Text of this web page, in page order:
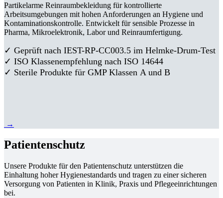
Partikelarme Reinraumbekleidung für kontrollierte
Arbeitsumgebungen mit hohen Anforderungen an Hygiene und
Kontaminationskontrolle. Entwickelt für sensible Prozesse in
Pharma, Mikroelektronik, Labor und Reinraumfertigung.
✓ Geprüft nach IEST-RP-CC003.5 im Helmke-Drum-Test
✓ ISO Klassenempfehlung nach ISO 14644
✓ Sterile Produkte für GMP Klassen A und B
→
Patientenschutz
Unsere Produkte für den Patientenschutz unterstützen die
Einhaltung hoher Hygienestandards und tragen zu einer sicheren
Versorgung von Patienten in Klinik, Praxis und Pflegeeinrichtungen
bei.